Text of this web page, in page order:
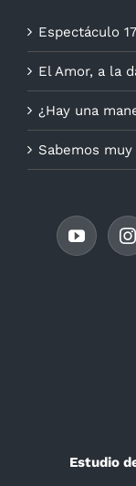
Espectáculo
El Amor, a la
¿Hay una
Sabemos
Estudio